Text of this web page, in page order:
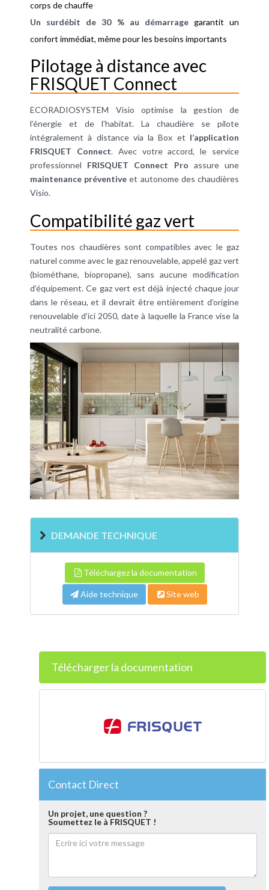
corps de chauffe
Un surdébit de 30 % au démarragegarantit un
confort immédiat, même pour les besoins importants
Pilotage à distance avec
FRISQUET Connect
ECORADIOSYSTEM Visio optimise la gestion de
l’énergie et de l’habitat. La chaudière se pilote
intégralement à distance via la Box et l’application
FRISQUET Connect. Avec votre accord, le service
professionnel FRISQUET Connect Pro assure une
maintenance préventiveet autonome des chaudières
Visio.
Compatibilité gaz vert
Toutes nos chaudières sont compatibles avec le gaz
naturel comme avec le gaz renouvelable, appelé gaz vert
(biométhane, biopropane), sans aucune modification
d’équipement. Ce gaz vert est déjà injecté chaque jour
dans le réseau, et il devrait être entièrement d’origine
renouvelable d’ici 2050, date à laquelle la France vise la
neutralité carbone.
DEMANDE TECHNIQUE
Téléchargez la documentation
Aide technique Site web
Télécharger la documentation
Contact Direct
Un projet, une question ?
Soumettez le à FRISQUET !